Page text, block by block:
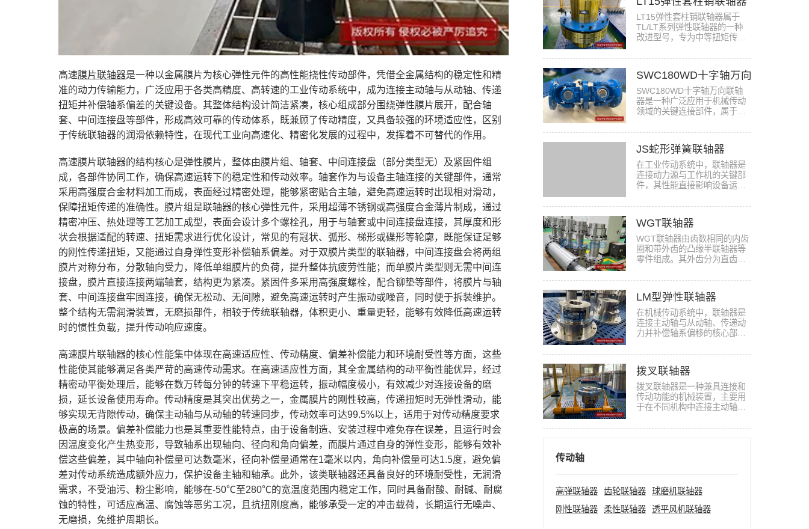
高速膜片联轴器是一种以金属膜片为核心弹性元件的高性能挠性传动部件，凭借全金属结构的稳定性和精
准的动力传输能力，广泛应用于各类高精度、高转速的工业传动系统中，成为连接主动轴与从动轴、传递
扭矩并补偿轴系偏差的关键设备。其整体结构设计简洁紧凑，核心组成部分围绕弹性膜片展开，配合轴
套、中间连接盘等部件，形成高效可靠的传动体系，既兼顾了传动精度，又具备较强的环境适应性，区别
于传统联轴器的润滑依赖特性，在现代工业向高速化、精密化发展的过程中，发挥着不可替代的作用。
高速膜片联轴器的结构核心是弹性膜片，整体由膜片组、轴套、中间连接盘（部分类型无）及紧固件组
成，各部件协同工作，确保高速运转下的稳定性和传动效率。轴套作为与设备主轴连接的关键部件，通常
采用高强度合金材料加工而成，表面经过精密处理，能够紧密贴合主轴，避免高速运转时出现相对滑动，
保障扭矩传递的准确性。膜片组是联轴器的核心弹性元件，采用超薄不锈钢或高强度合金薄片制成，通过
精密冲压、热处理等工艺加工成型，表面会设计多个螺栓孔，用于与轴套或中间连接盘连接，其厚度和形
状会根据适配的转速、扭矩需求进行优化设计，常见的有冠状、弧形、梯形或碟形等轮廓，既能保证足够
的刚性传递扭矩，又能通过自身弹性变形补偿轴系偏差。对于双膜片类型的联轴器，中间连接盘会将两组
膜片对称分布，分散轴向受力，降低单组膜片的负荷，提升整体抗疲劳性能；而单膜片类型则无需中间连
接盘，膜片直接连接两端轴套，结构更为紧凑。紧固件多采用高强度螺栓，配合铆垫等部件，将膜片与轴
套、中间连接盘牢固连接，确保无松动、无间隙，避免高速运转时产生振动或噪音，同时便于拆装维护。
整个结构无需润滑装置，无磨损部件，相较于传统联轴器，体积更小、重量更轻，能够有效降低高速运转
时的惯性负载，提升传动响应速度。
高速膜片联轴器的核心性能集中体现在高速适应性、传动精度、偏差补偿能力和环境耐受性等方面，这些
性能使其能够满足各类严苛的高速传动需求。在高速适应性方面，其全金属结构的动平衡性能优异，经过
精密动平衡处理后，能够在数万转每分钟的转速下平稳运转，振动幅度极小，有效减少对连接设备的磨
损，延长设备使用寿命。传动精度是其突出优势之一，金属膜片的刚性较高，传递扭矩时无弹性滑动，能
够实现无背隙传动，确保主动轴与从动轴的转速同步，传动效率可达99.5%以上，适用于对传动精度要求
极高的场景。偏差补偿能力也是其重要性能特点，由于设备制造、安装过程中难免存在误差，且运行时会
因温度变化产生热变形，导致轴系出现轴向、径向和角向偏差，而膜片通过自身的弹性变形，能够有效补
偿这些偏差，其中轴向补偿量可达数毫米，径向补偿量通常在1毫米以内，角向补偿量可达1.5度，避免偏
差对传动系统造成额外应力，保护设备主轴和轴承。此外，该类联轴器还具备良好的环境耐受性，无润滑
需求，不受油污、粉尘影响，能够在-50℃至280℃的宽温度范围内稳定工作，同时具备耐酸、耐碱、耐腐
蚀的特性，可适应高温、腐蚀等恶劣工况，且抗扭刚度高，能够承受一定的冲击载荷，长期运行无噪声、
无磨损，免维护周期长。
LT15弹性套柱销联轴器属于
TL/LT系列弹性联轴器的一种
改进型号，专为中等扭矩传动
SWC180WD十字轴万向联轴器
SWC180WD十字轴万向联轴
器是一种广泛应用于机械传动
领域的关键连接部件，属于重
JS蛇形弹簧联轴器
在工业传动系统中，联轴器是
连接动力源与工作机的关键部
件，其性能直接影响设备运行
WGT联轴器
WGT联轴器由齿数相同的内齿
圈和带外齿的凸缘半联轴器等
零件组成。其外齿分为直齿和
LM型弹性联轴器
在机械传动系统中，联轴器是
连接主动轴与从动轴、传递动
力并补偿轴系偏移的核心部
拨叉联轴器
拨叉联轴器是一种兼具连接和
传动功能的机械装置，主要用
于在不同机构中连接主动轴和
传动轴
高弹联轴器 齿轮联轴器
球磨机联轴器
刚性联轴器
柔性联轴器 透平风机联轴器